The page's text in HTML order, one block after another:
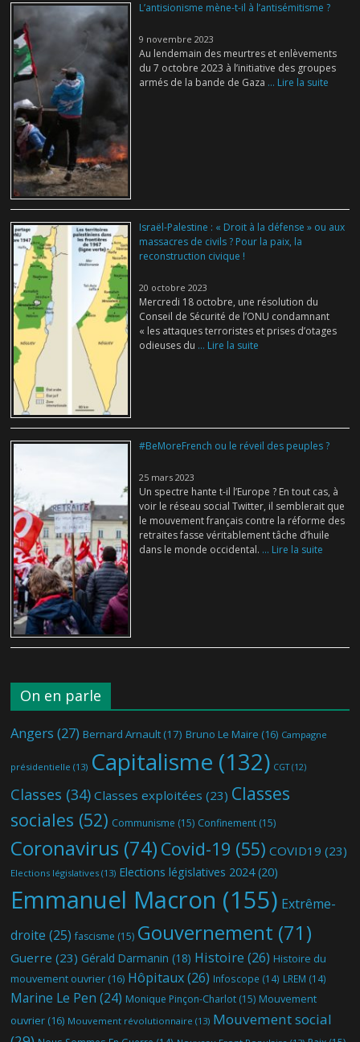
L’antisionisme mène-t-il à l’antisémitisme ?
9 novembre 2023
Au lendemain des meurtres et enlèvements
du 7 octobre 2023 à l’initiative des groupes
armés de la bande de Gaza ... Lire la suite
Israël-Palestine : « Droit à la défense » ou aux
massacres de civils ? Pour la paix, la
reconstruction civique !
20 octobre 2023
Mercredi 18 octobre, une résolution du
Conseil de Sécurité de l’ONU condamnant
« les attaques terroristes et prises d’otages
odieuses du ... Lire la suite
#BeMoreFrench ou le réveil des peuples ?
25 mars 2023
Un spectre hante t-il l’Europe ? En tout cas, à
voir le réseau social Twitter, il semblerait que
le mouvement français contre la réforme des
retraites fasse véritablement tâche d’huile
dans le monde occidental. ... Lire la suite
On en parle
Angers (27) Bernard Arnault (17) Bruno Le Maire (16) Campagne
présidentielle (13) Capitalisme (132) CGT(12)
Classes (34) Classes exploitées (23) Classes
sociales (52) Communisme (15) Confinement (15)
Coronavirus (74) Covid-19 (55) COVID19 (23)
Elections législatives (13) Elections législatives 2024(20)
Emmanuel Macron (155) Extrême-
droite (25) fascisme (15) Gouvernement (71)
Guerre (23) Gérald Darmanin (18) Histoire (26) Histoire du
mouvement ouvrier (16) Hôpitaux(26) Infoscope (14) LREM (14)
Marine Le Pen (24) Monique Pinçon-Charlot (15) Mouvement
ouvrier (16) Mouvement révolutionnaire (13) Mouvement social